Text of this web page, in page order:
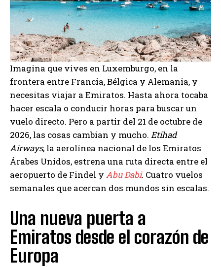
Imagina que vives en Luxemburgo, en la
frontera entre Francia, Bélgica y Alemania, y
necesitas viajar a Emiratos. Hasta ahora tocaba
hacer escala o conducir horas para buscar un
vuelo directo. Pero a partir del 21 de octubre de
2026, las cosas cambian y mucho. Etihad
Airways, la aerolínea nacional de los Emiratos
Árabes Unidos, estrena una ruta directa entre el
aeropuerto de Findel y Abu Dabi. Cuatro vuelos
semanales que acercan dos mundos sin escalas.
Una nueva puerta a
Emiratos desde el corazón de
Europa